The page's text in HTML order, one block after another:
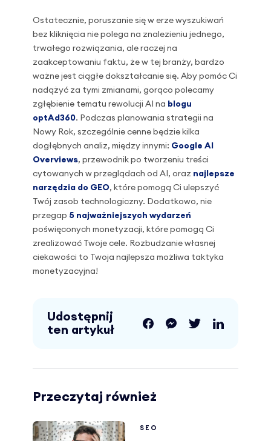
Ostatecznie, poruszanie się w erze wyszukiwań
bez kliknięcia nie polega na znalezieniu jednego,
trwałego rozwiązania, ale raczej na
zaakceptowaniu faktu, że w tej branży, bardzo
ważne jest ciągłe dokształcanie się. Aby pomóc Ci
nadążyć za tymi zmianami, gorąco polecamy
zgłębienie tematu rewolucji AI na blogu
optAd360. Podczas planowania strategii na
Nowy Rok, szczególnie cenne będzie kilka
dogłębnych analiz, między innymi: Google AI
Overviews, przewodnik po tworzeniu treści
cytowanych w przeglądach od AI, oraz najlepsze
narzędzia do GEO, które pomogą Ci ulepszyć
Twój zasob technologiczny. Dodatkowo, nie
przegap 5 najważniejszych wydarzeń
poświęconych monetyzacji, które pomogą Ci
zrealizować Twoje cele. Rozbudzanie własnej
ciekawości to Twoja najlepsza możliwa taktyka
monetyzacyjna!
Udostępnij
ten artykuł
Przeczytaj również
SEO